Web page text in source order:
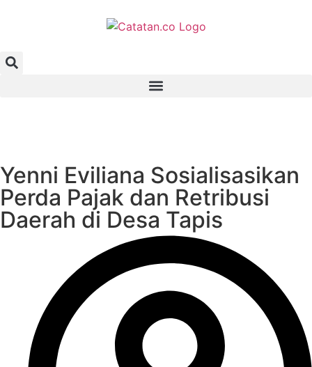
Yenni Eviliana Sosialisasikan
Perda Pajak dan Retribusi
Daerah di Desa Tapis